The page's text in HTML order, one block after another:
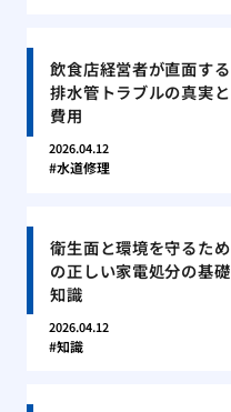
飲食店経営者が直面する
排水管トラブルの真実と
費用
2026.04.12
水道修理
衛生面と環境を守るため
の正しい家電処分の基礎
知識
2026.04.12
知識